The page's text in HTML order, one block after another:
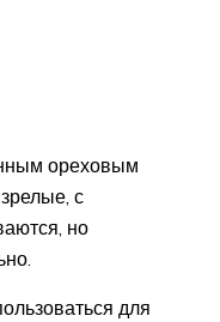
ореховым
с
но
для